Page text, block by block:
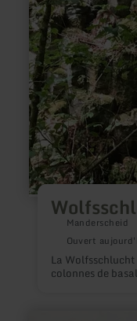
Manderscheid
Ouvert
La
colonnes de